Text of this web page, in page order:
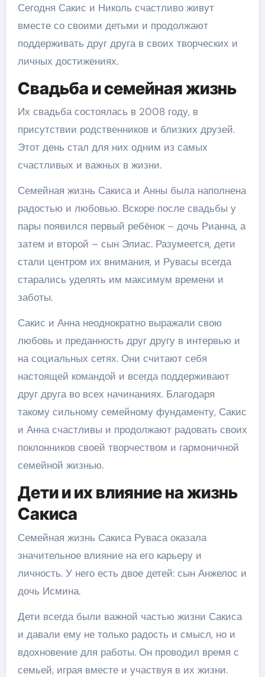
Сегодня Сакис и Николь счастливо живут
вместе со своими детьми и продолжают
поддерживать друг друга в своих творческих и
личных достижениях.
Свадьба и семейная жизнь
Их свадьба состоялась в 2008 году, в
присутствии родственников и близких друзей.
Этот день стал для них одним из самых
счастливых и важных в жизни.
Семейная жизнь Сакиса и Анны была наполнена
радостью и любовью. Вскоре после свадьбы у
пары появился первый ребёнок – дочь Рианна, а
затем и второй – сын Элиас. Разумеется, дети
стали центром их внимания, и Рувасы всегда
старались уделять им максимум времени и
заботы.
Сакис и Анна неоднократно выражали свою
любовь и преданность друг другу в интервью и
на социальных сетях. Они считают себя
настоящей командой и всегда поддерживают
друг друга во всех начинаниях. Благодаря
такому сильному семейному фундаменту, Сакис
и Анна счастливы и продолжают радовать своих
поклонников своей творчеством и гармоничной
семейной жизнью.
Дети и их влияние на жизнь
Сакиса
Семейная жизнь Сакиса Руваса оказала
значительное влияние на его карьеру и
личность. У него есть двое детей: сын Анжелос и
дочь Исмина.
Дети всегда были важной частью жизни Сакиса
и давали ему не только радость и смысл, но и
вдохновение для работы. Он проводил время с
семьей, играя вместе и участвуя в их жизни.